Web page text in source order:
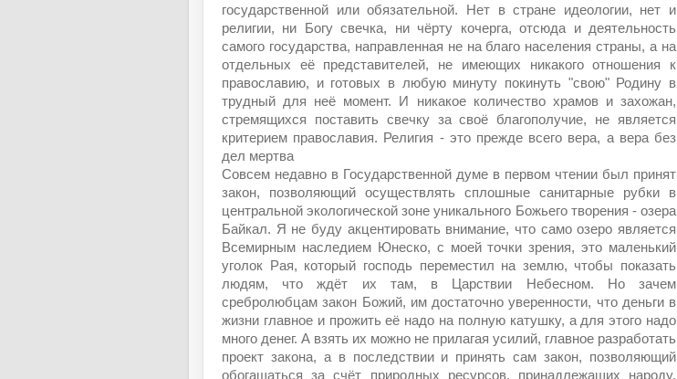
государственной или обязательной. Нет в стране идеологии, нет и
религии, ни Богу свечка, ни чёрту кочерга, отсюда и деятельность
самого государства, направленная не на благо населения страны, а на
отдельных её представителей, не имеющих никакого отношения к
православию, и готовых в любую минуту покинуть "свою" Родину в
трудный для неё момент. И никакое количество храмов и захожан,
стремящихся поставить свечку за своё благополучие, не является
критерием православия. Религия - это прежде всего вера, а вера без
дел мертва
Совсем недавно в Государственной думе в первом чтении был принят
закон, позволяющий осуществлять сплошные санитарные рубки в
центральной экологической зоне уникального Божьего творения - озера
Байкал. Я не буду акцентировать внимание, что само озеро является
Всемирным наследием Юнеско, с моей точки зрения, это маленький
уголок Рая, который господь переместил на землю, чтобы показать
людям, что ждёт их там, в Царствии Небесном. Но зачем
сребролюбцам закон Божий, им достаточно уверенности, что деньги в
жизни главное и прожить её надо на полную катушку, а для этого надо
много денег. А взять их можно не прилагая усилий, главное разработать
проект закона, а в последствии и принять сам закон, позволяющий
обогащаться за счёт природных ресурсов, принадлежащих народу.